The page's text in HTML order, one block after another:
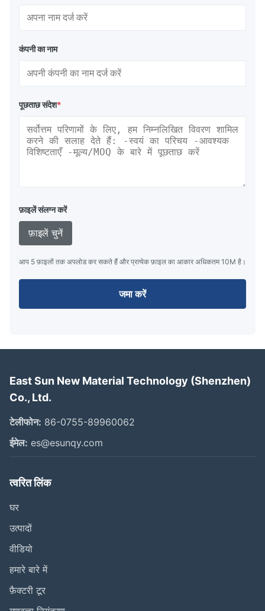
कंपनी का नाम
पूछताछ संदेश*
फ़ाइलें संलग्न करें
फ़ाइलें चुनें
आप 5 फ़ाइलों तक अपलोड कर सकते हैं और प्रत्येक फ़ाइल का आकार अधिकतम 10M है।
जमा करें
East Sun New Material Technology (Shenzhen)
Co., Ltd.
टेलीफोन: 86-0755-89960062
ईमेल: es@esunqy.com
त्वरित लिंक
घर
उत्पादों
वीडियो
हमारे बारे में
फ़ैक्टरी टूर